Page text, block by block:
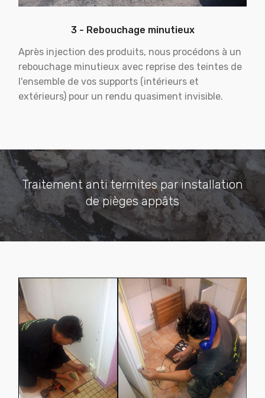
3 - Rebouchage minutieux
Après injection des produits, nous procédons à un
rebouchage minutieux avec reprise des teintes de
l'ensemble de vos supports (intérieurs et
extérieurs) pour un rendu quasiment invisible.
Traitement anti termites par installation
de pièges appâts